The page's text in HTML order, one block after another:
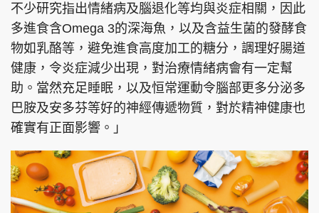
不少研究指出情緒病及腦退化等均與炎症相關，因此
多進食含Omega 3的深海魚，以及含益生菌的發酵食
物如乳酪等，避免進食高度加工的糖分，調理好腸道
健康，令炎症減少出現，對治療情緒病會有一定幫
助。當然充足睡眠，以及恒常運動令腦部更多分泌多
巴胺及安多芬等好的神經傳遞物質，對於精神健康也
確實有正面影響。」